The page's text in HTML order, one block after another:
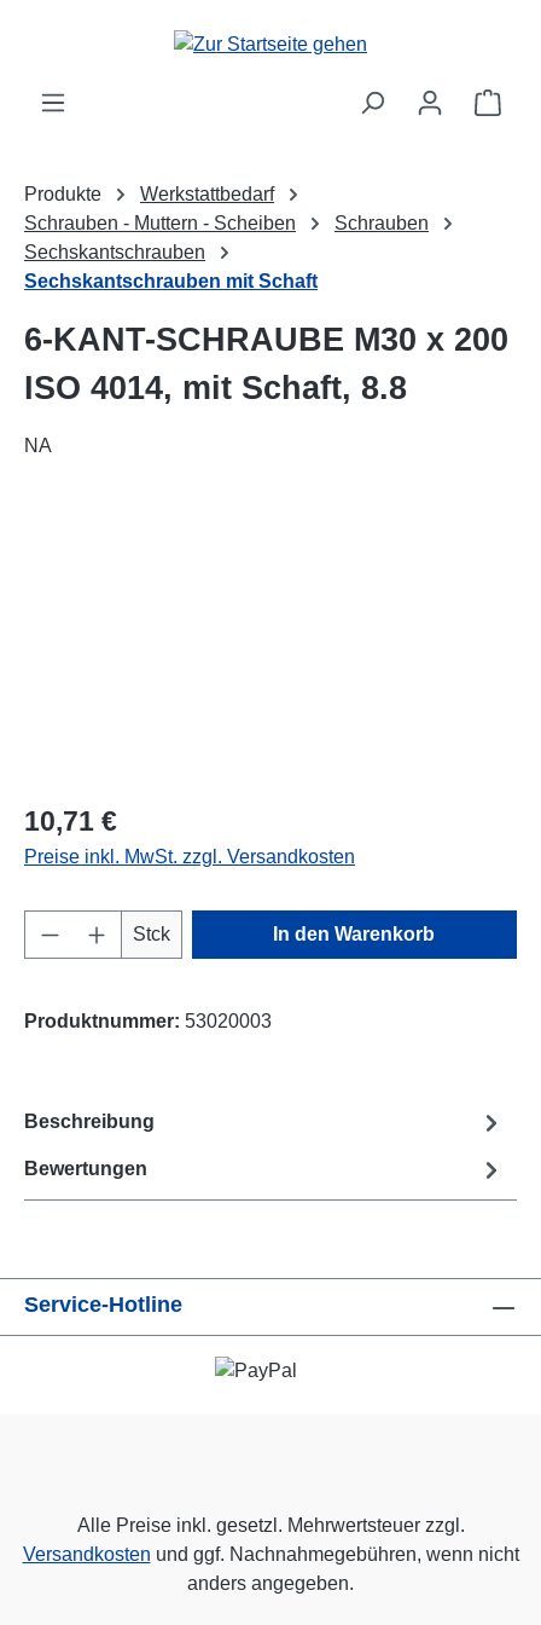
Produkte
Werkstattbedarf
Schrauben - Muttern - Scheiben
Schrauben
Sechskantschrauben
Sechskantschrauben mit Schaft
6-KANT-SCHRAUBE M30 x 200
ISO 4014, mit Schaft, 8.8
NA
10,71 €
Preise inkl. MwSt. zzgl. Versandkosten
Produkt Anzahl: Gib den gewünschten
Stck In den Warenkorb
Produktnummer: 53020003
Beschreibung
Bewertungen
Service-Hotline
Alle Preise inkl. gesetzl. Mehrwertsteuer zzgl.
Versandkosten und ggf. Nachnahmegebühren, wenn nicht
anders angegeben.